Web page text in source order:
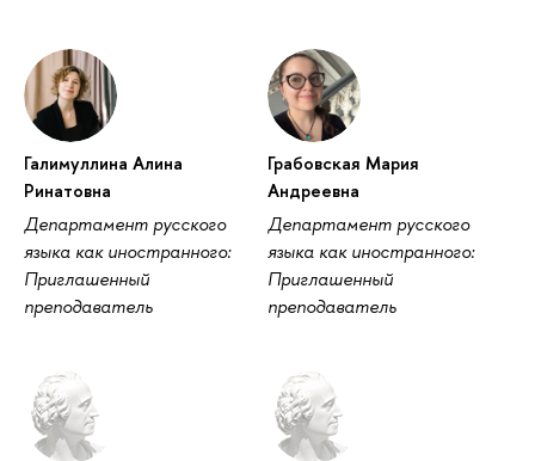
Галимуллина Алина
Ринатовна
Департамент русского
языка как иностранного:
Приглашенный
преподаватель
Грабовская Мария
Андреевна
Департамент русского
языка как иностранного:
Приглашенный
преподаватель